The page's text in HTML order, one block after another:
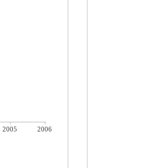
2005
2006